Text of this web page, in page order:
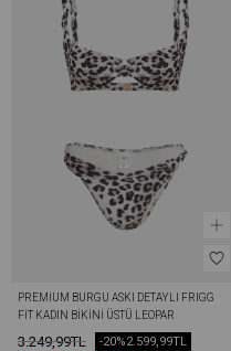
PREMIUM BURGU ASKI DETAYLI FRIGG
FIT KADIN BIKINI ÜSTÜ LEOPAR
3.249,99TL 2.599,99TL
-20%